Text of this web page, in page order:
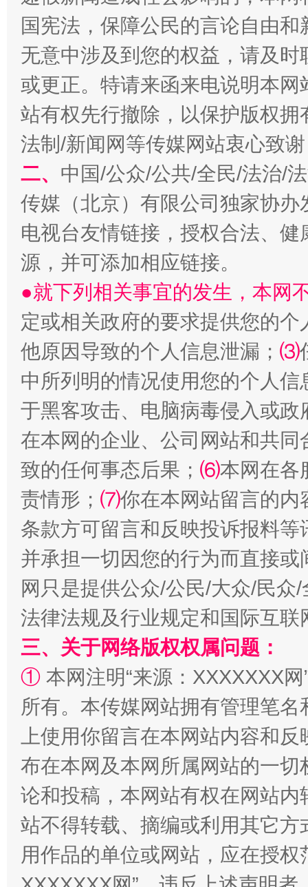
习近平的博鳌关键词
魏明亮
生
揭批美国五大"原罪" "炒
解纷+调解+退费，一次搞定
站台名比不上好声名
国宪法，保障公民的言论自由
无意中涉及到您的权益，请及
或更正。特请来函来电说明本
站有权先行撤除，以保护版权
法制/新闻网等传媒网站衷心致
二、 中国/公众/公共/全民/法治/
传媒（北京）有限公司独家协
电视台友情链接，授权合法、
源，并可添加相应链接。
●就下列相关事宜的发生，本网
定或相关政府的要求提供您的个
他原因导致的个人信息泄漏； ⑶
中所列明的情况使用您的个人
于黑客攻击、电脑病毒侵入或
在本网的企业、公司网站和共
致的任何事态后果； ⑹本网在各
责情形； ⑺你在本网站留言的内
条款方可留言和反映投诉报料
并承担一切因您的行为而直接
网只是提供公众/公民/大众/民
法律法规及行业规定和国际互
三、关于网络版权权属问题：
① 本网注明“来源：XXXXXXX
所有。本传媒网站拥有管理笔
上使用你留言在本网站内容和
布在本网及本网所属网站的一
论和投稿，本网站有权在网站
站不得转载、摘编或利用其它
用作品的单位或网站，应在授